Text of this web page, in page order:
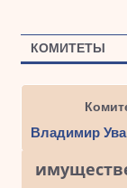
КОМИТЕТЫ
Владимир